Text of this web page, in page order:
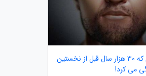
چهره مردی که 30 هزار سال قبل از نخستین
می کرد!